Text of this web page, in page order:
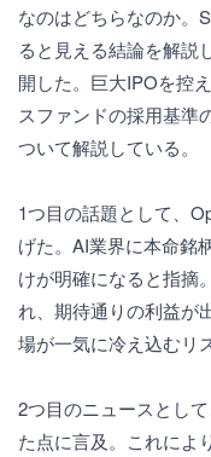
なのはどちらなのか。
ると見える結論を解説
開した。巨大IPOを控
スファンドの採用基準
ついて解説している。
1つ目の話題として、
げた。AI業界に本命銘
けが明確になると指摘
れ、期待通りの利益が
場が一気に冷え込むリ
2つ目のニュースとし
た点に言及。これによ